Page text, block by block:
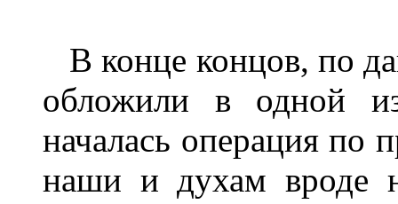
В конце концов, по
обложили в одной
началась операция по
наши и духам вроде